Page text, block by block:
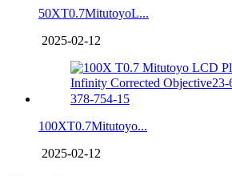
50XT0.7MitutoyoL...
2025-02-12
100XT0.7Mitutoyo...
2025-02-12